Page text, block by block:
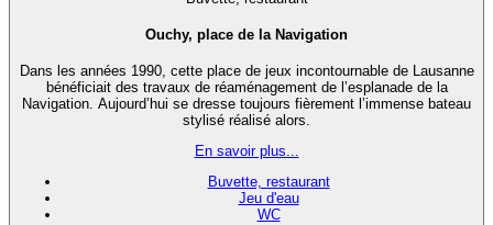
Ouchy, place de la Navigation
Dans les années 1990, cette place de jeux incontournable de Lausanne
bénéficiait des travaux de réaménagement de l’esplanade de la
Navigation. Aujourd’hui se dresse toujours fièrement l’immense bateau
stylisé réalisé alors.
En savoir plus...
Buvette, restaurant
Jeu d'eau
WC